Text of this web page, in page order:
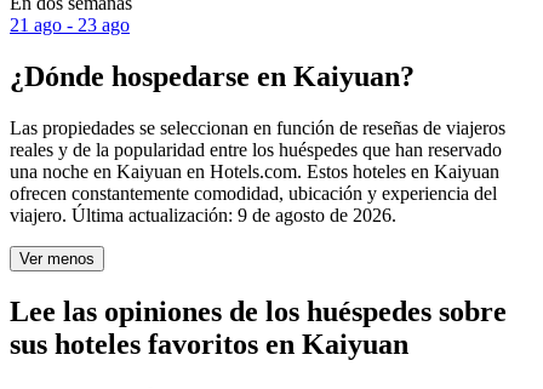
21 ago - 23 ago
¿Dónde hospedarse en Kaiyuan?
Las propiedades se seleccionan en función de reseñas de viajeros
reales y de la popularidad entre los huéspedes que han reservado
una noche en Kaiyuan en Hotels.com. Estos hoteles en Kaiyuan
ofrecen constantemente comodidad, ubicación y experiencia del
viajero. Última actualización: 9 de agosto de 2026.
Ver menos
Lee las opiniones de los huéspedes sobre
sus hoteles favoritos en Kaiyuan